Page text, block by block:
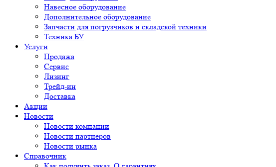
Навесное оборудование
Дополнительное оборудование
Запчасти для погрузчиков и складской техники
Техника БУ
Услуги
Продажа
Сервис
Лизинг
Трейд-ин
Доставка
Акции
Новости
Новости компании
Новости партнеров
Новости рынка
Справочник